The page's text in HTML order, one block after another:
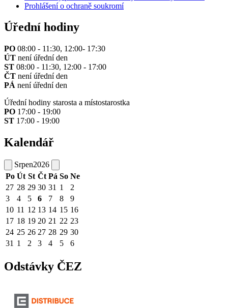
Prohlášení o ochraně soukromí
Úřední hodiny
PO 08:00 - 11:30, 12:00- 17:30
ÚT není úřední den
ST 08:00 - 11:30, 12:00 - 17:00
ČT není úřední den
PÁ není úřední den
Úřední hodiny starosta a místostarostka
PO 17:00 - 19:00
ST 17:00 - 19:00
Kalendář
Srpen2026
Po Út St Čt Pá So Ne
27 28 29 30 31 1
2
3
4 5 6 7 8
9
10 11 12 13 14 15 16
17 18 19 20 21 22 23
24 25 26 27 28 29 30
31 1 2 3 4 5 6
Odstávky ČEZ